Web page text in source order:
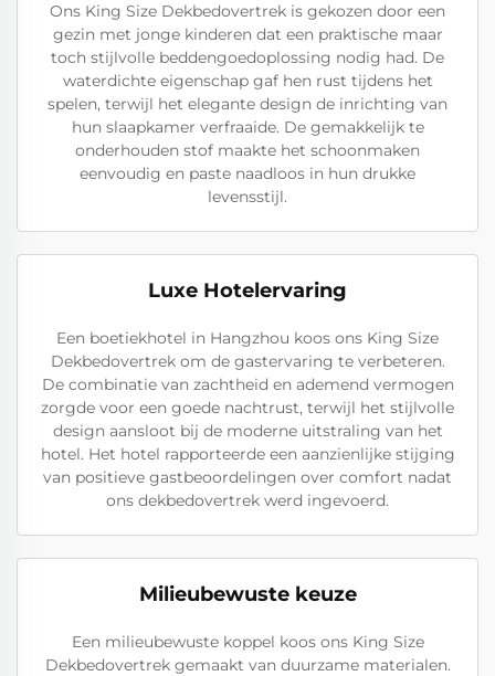
Ons King Size Dekbedovertrek is gekozen door een
gezin met jonge kinderen dat een praktische maar
toch stijlvolle beddengoedoplossing nodig had. De
waterdichte eigenschap gaf hen rust tijdens het
spelen, terwijl het elegante design de inrichting van
hun slaapkamer verfraaide. De gemakkelijk te
onderhouden stof maakte het schoonmaken
eenvoudig en paste naadloos in hun drukke
levensstijl.
Luxe Hotelervaring
Een boetiekhotel in Hangzhou koos ons King Size
Dekbedovertrek om de gastervaring te verbeteren.
De combinatie van zachtheid en ademend vermogen
zorgde voor een goede nachtrust, terwijl het stijlvolle
design aansloot bij de moderne uitstraling van het
hotel. Het hotel rapporteerde een aanzienlijke stijging
van positieve gastbeoordelingen over comfort nadat
ons dekbedovertrek werd ingevoerd.
Milieubewuste keuze
Een milieubewuste koppel koos ons King Size
Dekbedovertrek gemaakt van duurzame materialen.